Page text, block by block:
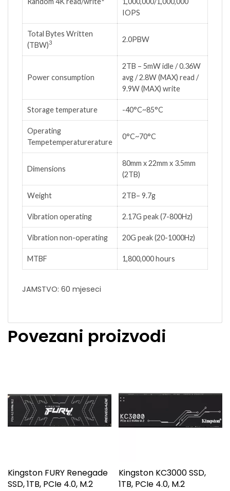
IOPS
Total Bytes Written
(TBW)3 2.0PBW
Power consumption
2TB – 5mW idle / 0.36W
avg / 2.8W (MAX) read /
9.9W (MAX) write
Storage temperature -40°C~85°C
Operating
Tempetemperaturerature
0°C~70°C
Dimensions
80mm x 22mm x 3.5mm
(2TB)
Weight 2TB– 9.7g
Vibration operating 2.17G peak (7-800Hz)
Vibration non-operating 20G peak (20-1000Hz)
MTBF 1,800,000 hours
JAMSTVO: 60 mjeseci
Povezani proizvodi
Kingston FURY Renegade
SSD, 1TB, PCIe 4.0, M.2
Kingston KC3000 SSD,
1TB, PCIe 4.0, M.2